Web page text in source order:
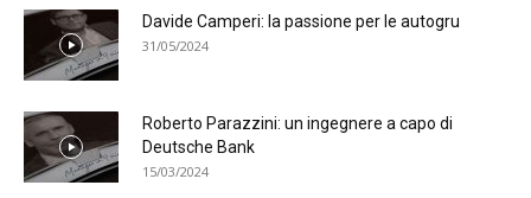
Davide Camperi: la passione per le autogru
31/05/2024
Roberto Parazzini: un ingegnere a capo di
Deutsche Bank
15/03/2024